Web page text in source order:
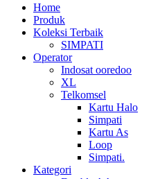
Home
Produk
Koleksi Terbaik
SIMPATI
Operator
Indosat ooredoo
XL
Telkomsel
Kartu Halo
Simpati
Kartu As
Loop
Simpati.
Kategori